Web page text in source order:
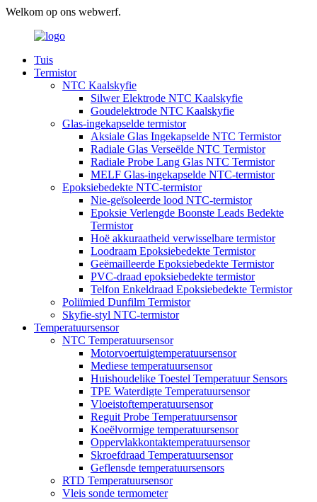
Welkom op ons webwerf.
Tuis
Termistor
NTC Kaalskyfie
Silwer Elektrode NTC Kaalskyfie
Goudelektrode NTC Kaalskyfie
Glas-ingekapselde termistor
Aksiale Glas Ingekapselde NTC Termistor
Radiale Glas Verseëlde NTC Termistor
Radiale Probe Lang Glas NTC Termistor
MELF Glas-ingekapselde NTC-termistor
Epoksiebedekte NTC-termistor
Nie-geïsoleerde lood NTC-termistor
Epoksie Verlengde Boonste Leads Bedekte
Termistor
Hoë akkuraatheid verwisselbare termistor
Loodraam Epoksiebedekte Termistor
Geëmailleerde Epoksiebedekte Termistor
PVC-draad epoksiebedekte termistor
Telfon Enkeldraad Epoksiebedekte Termistor
Poliïmied Dunfilm Termistor
Skyfie-styl NTC-termistor
Temperatuursensor
NTC Temperatuursensor
Motorvoertuigtemperatuursensor
Mediese temperatuursensor
Huishoudelike Toestel Temperatuur Sensors
TPE Waterdigte Temperatuursensor
Vloeistoftemperatuursensor
Reguit Probe Temperatuursensor
Koeëlvormige temperatuursensor
Oppervlakkontaktemperatuursensor
Skroefdraad Temperatuursensor
Geflensde temperatuursensors
RTD Temperatuursensor
Vleis sonde termometer